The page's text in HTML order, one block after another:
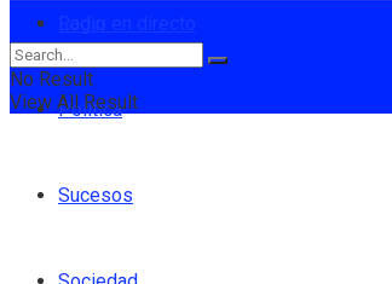
Política
Sucesos
No Result
View All Result